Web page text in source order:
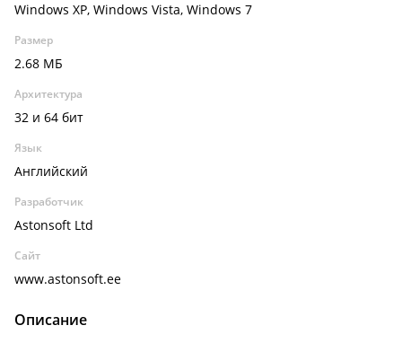
Windows XP, Windows Vista, Windows 7
Размер
2.68 МБ
Архитектура
32 и 64 бит
Язык
Английский
Разработчик
Astonsoft Ltd
Сайт
www.astonsoft.ee
Описание